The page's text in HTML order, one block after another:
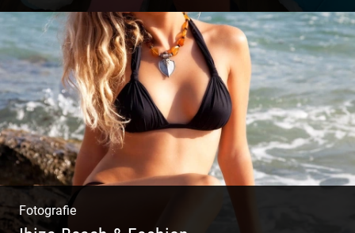
Yoga Fotografie | Magische Momente | Bunte
Farben | Wilde Formen
Fotografie